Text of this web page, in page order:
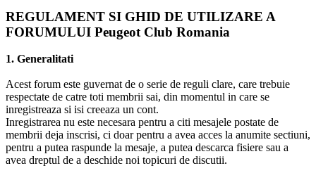
REGULAMENT SI GHID DE UTILIZARE A
FORUMULUI Peugeot Club Romania
1. Generalitati
Acest forum este guvernat de o serie de reguli clare, care trebuie
respectate de catre toti membrii sai, din momentul in care se
inregistreaza si isi creeaza un cont.
Inregistrarea nu este necesara pentru a citi mesajele postate de
membrii deja inscrisi, ci doar pentru a avea acces la anumite sectiuni,
pentru a putea raspunde la mesaje, a putea descarca fisiere sau a
avea dreptul de a deschide noi topicuri de discutii.